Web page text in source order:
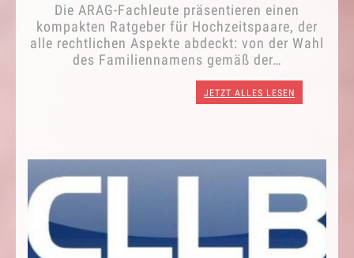
Die ARAG-Fachleute präsentieren einen
kompakten Ratgeber für Hochzeitspaare, der
alle rechtlichen Aspekte abdeckt: von der Wahl
des Familiennamens gemäß der…
JETZT ALLES LESEN